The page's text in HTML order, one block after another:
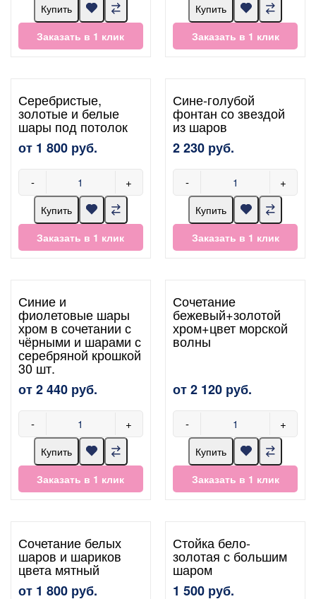
Купить
Заказать в 1 клик
Купить
Заказать в 1 клик
Серебристые,
золотые и белые
шары под потолок
от 1 800 руб.
- +
Купить
Заказать в 1 клик
Сине-голубой
фонтан со звездой
из шаров
2 230 руб.
- +
Купить
Заказать в 1 клик
Синие и
фиолетовые шары
хром в сочетании с
чёрными и шарами с
серебряной крошкой
30 шт.
от 2 440 руб.
- +
Купить
Заказать в 1 клик
Сочетание
бежевый+золотой
хром+цвет морской
волны
от 2 120 руб.
- +
Купить
Заказать в 1 клик
Сочетание белых
шаров и шариков
цвета мятный
от 1 800 руб.
Стойка бело-
золотая с большим
шаром
1 500 руб.